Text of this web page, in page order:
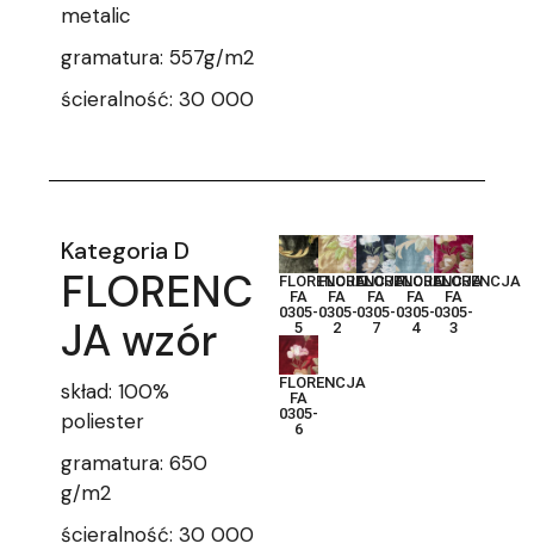
metalic
gramatura: 557g/m2
ścieralność: 30 000
Kategoria D
FLORENC
JA wzór
skład: 100%
poliester
gramatura: 650
g/m2
ścieralność: 30 000
FLORENCJA
FA
0305-
5
FLORENCJA
FA
0305-
2
FLORENCJA
FA
0305-
7
FLORENCJA
FA
0305-
4
FLORENCJA
FA
0305-
3
FLORENCJA
FA
0305-
6